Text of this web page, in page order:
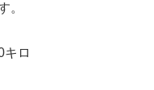
。
キロ